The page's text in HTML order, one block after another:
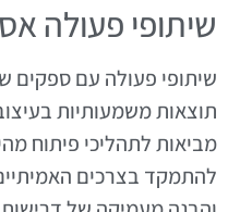
שיתופי פעולה
שיתופי פעולה עם ספקים
תוצאות משמעותיות
מביאות לתהליכי פיתוח
להתמקד בצרכים